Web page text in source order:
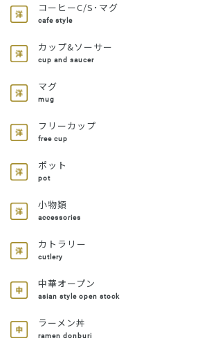
コーヒーC/S･マグ
cafe style
カップ&ソーサー
cup and saucer
マグ
mug
フリーカップ
free cup
ポット
pot
小物類
accessories
カトラリー
cutlery
中華オープン
asian style open stock
ラーメン丼
ramen donburi